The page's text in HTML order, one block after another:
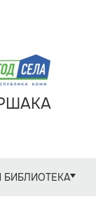
БИБЛИОТЕКА